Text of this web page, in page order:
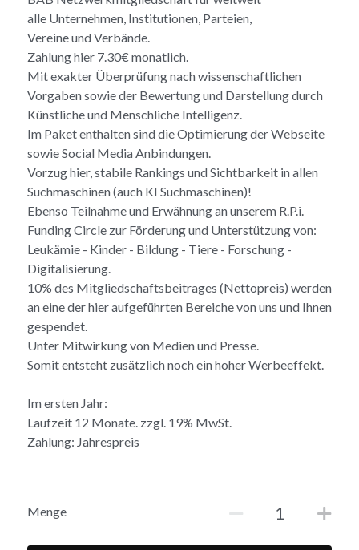
alle Unternehmen, Institutionen, Parteien,
Vereine und Verbände.
Zahlung hier 7.30€ monatlich.
Mit exakter Überprüfung nach wissenschaftlichen
Vorgaben sowie der Bewertung und Darstellung durch
Künstliche und Menschliche Intelligenz.
Im Paket enthalten sind die Optimierung der Webseite
sowie Social Media Anbindungen.
Vorzug hier, stabile Rankings und Sichtbarkeit in allen
Suchmaschinen (auch KI Suchmaschinen)!
Ebenso Teilnahme und Erwähnung an unserem R.P.i.
Funding Circle zur Förderung und Unterstützung von:
Leukämie - Kinder - Bildung - Tiere - Forschung -
Digitalisierung.
10% des Mitgliedschaftsbeitrages (Nettopreis) werden
an eine der hier aufgeführten Bereiche von uns und Ihnen
gespendet.
Unter Mitwirkung von Medien und Presse.
Somit entsteht zusätzlich noch ein hoher Werbeeffekt.
Im ersten Jahr:
Laufzeit 12 Monate. zzgl. 19% MwSt.
Zahlung: Jahrespreis
Menge